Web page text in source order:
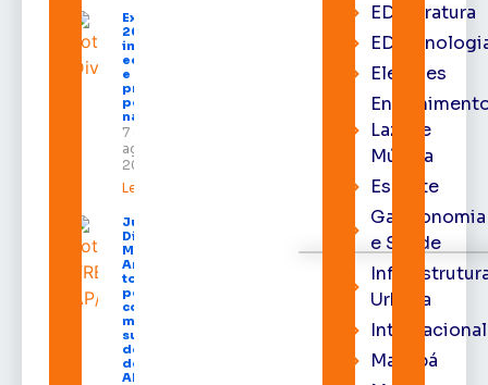
Expofeira
2026
impulsiona
economia
e aumenta
procura
por hotéis
na capital
7 de
agosto de
2026
Leia mais »
Juiz
Diego
Moura de
Araújo
toma
posse
como
membro
substituto
do Pleno
do TRE-
AP
EDliteratura
Eleições
Lazer e
Música
Esporte
Gastronomia
e Saúde
Urbana
Internacional
Macapá